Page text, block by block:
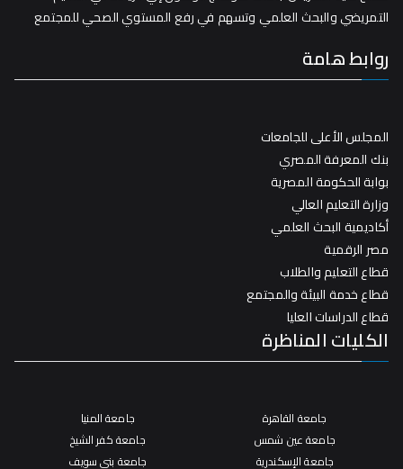
التمريضي والبحث العلمي وتسهم في رفع المستوي الصحي للمجتمع
روابط هامة
المجلس الأعلى للجامعات
بنك المعرفة المصري
بوابة الحكومة المصرية
وزارة التعليم العالي
أكاديمية البحث العلمي
مصر الرقمية
قطاع التعليم والطلاب
قطاع خدمة البيئة والمجتمع
قطاع الدراسات العليا
الكليات المناظرة
جامعة القاهرة
جامعة عين شمس
جامعة الإسكندرية
جامعة المنيا
جامعة كفر الشيخ
جامعة بني سويف